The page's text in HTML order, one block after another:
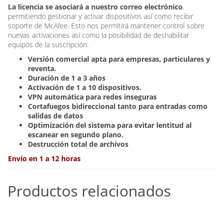
La licencia se asociará a nuestro correo electrónico,
permitiendo gestionar y activar dispositivos así como recibir
soporte de McAfee. Esto nos permitirá mantener control sobre
nuevas activaciones así como la posibilidad de deshabilitar
equipos de la suscripción.
Versión comercial apta para empresas, particulares y
reventa.
Duración de 1 a 3 años
Activación de 1 a 10 dispositivos.
VPN automática para redes inseguras
Cortafuegos bidireccional tanto para entradas como
salidas de datos
Optimización del sistema para evitar lentitud al
escanear en segundo plano.
Destrucción total de archivos
Envío en 1 a 12 horas
Productos relacionados